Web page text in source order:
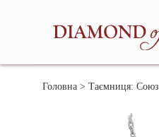
Головна > Таємниця: Союз